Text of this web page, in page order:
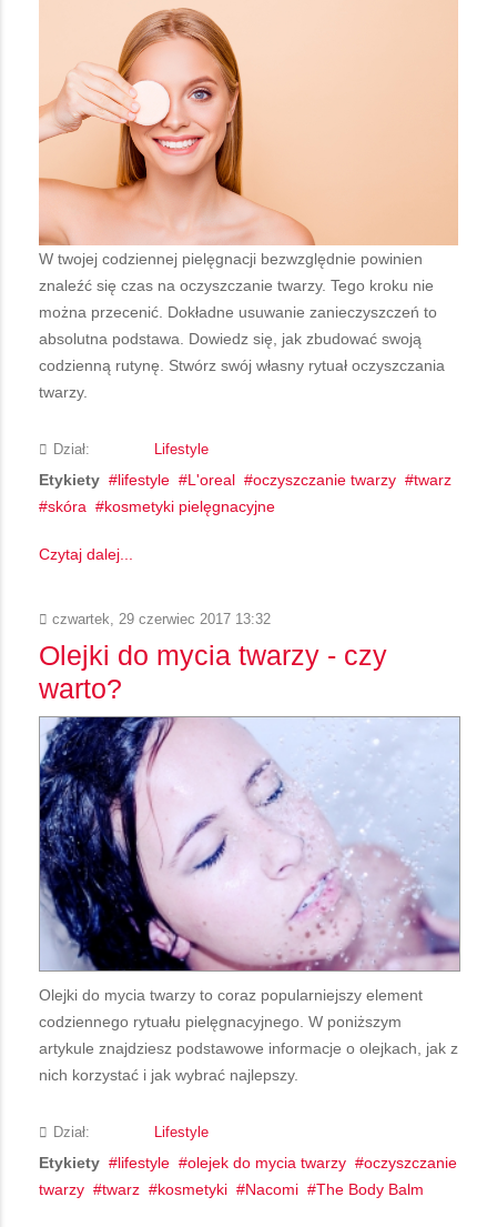
W twojej codziennej pielęgnacji bezwzględnie powinien
znaleźć się czas na oczyszczanie twarzy. Tego kroku nie
można przecenić. Dokładne usuwanie zanieczyszczeń to
absolutna podstawa. Dowiedz się, jak zbudować swoją
codzienną rutynę. Stwórz swój własny rytuał oczyszczania
twarzy.
Dział: Lifestyle
Etykiety lifestyle L'oreal oczyszczanie twarzy
twarz
skóra
kosmetyki pielęgnacyjne
Czytaj dalej...
czwartek, 29 czerwiec 2017 13:32
Olejki do mycia twarzy - czy
warto?
Olejki do mycia twarzy to coraz popularniejszy element
codziennego rytuału pielęgnacyjnego. W poniższym
artykule znajdziesz podstawowe informacje o olejkach, jak z
nich korzystać i jak wybrać najlepszy.
Dział: Lifestyle
Etykiety lifestyle olejek do mycia twarzy
oczyszczanie
twarzy
twarz kosmetyki Nacomi The Body Balm